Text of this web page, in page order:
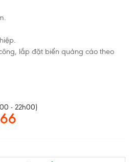
lắp đặt biển quảng cáo theo
- 22h00)